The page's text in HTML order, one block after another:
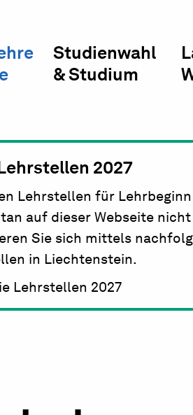
Studienwahl
& Studium
2027
Lehrstellen für
auf dieser Webseite
Sie sich mittels
in Liechtenstein.
Lehrstellen 2027